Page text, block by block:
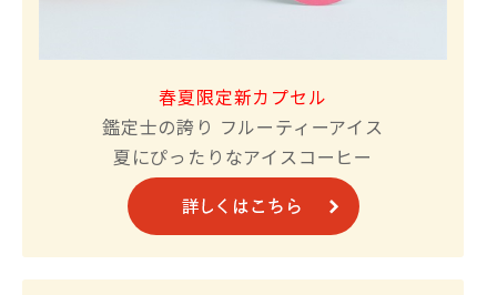
春夏限定新カプセル
鑑定士の誇り フルーティーアイス
夏にぴったりなアイスコーヒー